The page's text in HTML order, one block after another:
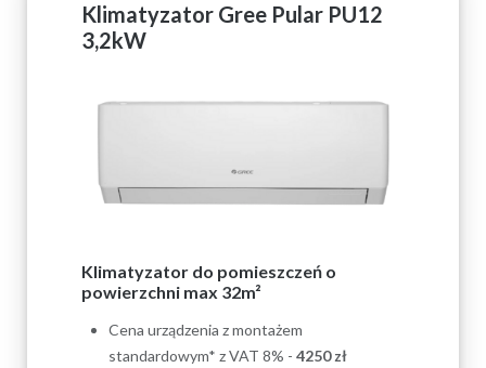
Klimatyzator Gree Pular PU12
3,2kW
Klimatyzator do pomieszczeń o
powierzchni max 32m²
Cena urządzenia z montażem
standardowym* z VAT 8% - 4250zł